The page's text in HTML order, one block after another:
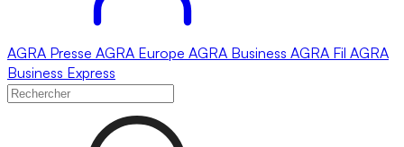
AGRA Presse AGRA Europe AGRA Business AGRA Fil AGRA
Business Express